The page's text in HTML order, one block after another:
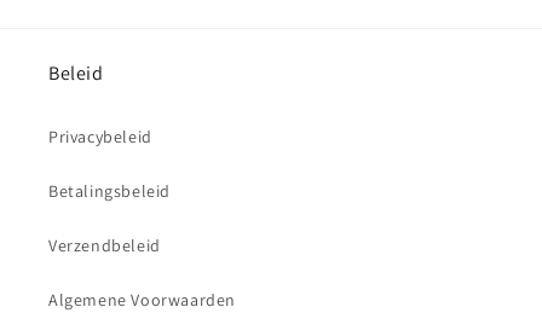
Beleid
Privacybeleid
Betalingsbeleid
Verzendbeleid
Algemene Voorwaarden